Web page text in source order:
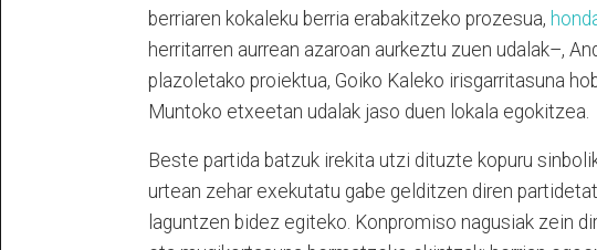
berriaren kokaleku berria erabakitzeko prozesua,
herritarren aurrean azaroan aurkeztu zuen udalak–,
plazoletako proiektua, Goiko Kaleko irisgarritasuna
Muntoko etxeetan udalak jaso duen lokala egokitzea.
Beste partida batzuk irekita utzi dituzte kopuru
urtean zehar exekutatu gabe gelditzen diren
laguntzen bidez egiteko. Konpromiso nagusiak zein